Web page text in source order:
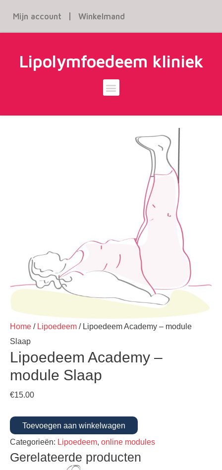
Mijn account Winkelmand
Lipolymfoedeem kliniek
Home / Lipoedeem / Lipoedeem Academy – module
Slaap
Lipoedeem Academy –
module Slaap
€15.00
Toevoegen aan winkelwagen
Categorieën: Lipoedeem, online modules
Gerelateerde producten